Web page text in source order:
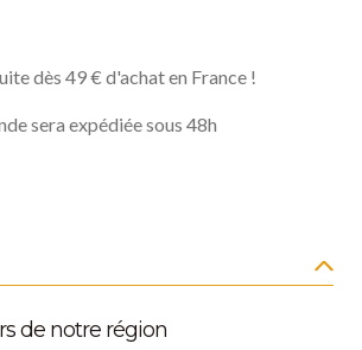
dès 49 € d'achat en France !
sera expédiée sous 48h
de notre région